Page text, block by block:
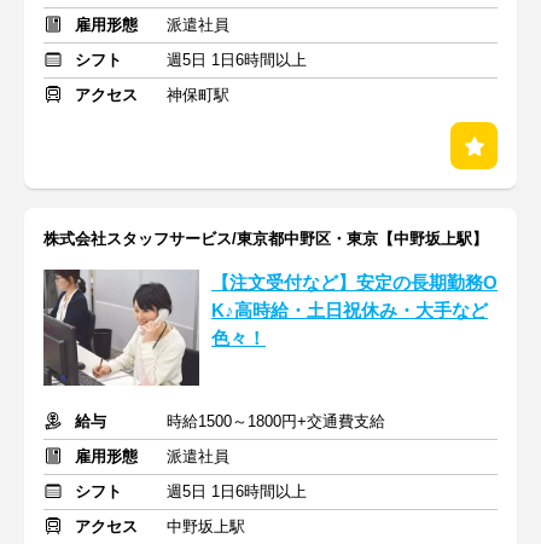
雇用形態
派遣社員
シフト
週5日 1日6時間以上
アクセス
神保町駅
株式会社スタッフサービス/東京都中野区・東京【中野坂上駅】
【注文受付など】安定の長期勤務O
K♪高時給・土日祝休み・大手など
色々！
給与
時給1500～1800円+交通費支給
雇用形態
派遣社員
シフト
週5日 1日6時間以上
アクセス
中野坂上駅